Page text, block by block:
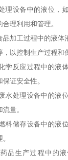
理设备中的液位，
理利用和管理。
加工过程中的液体
以控制生产过程和
学反应过程中的液
证安全性。
水处理设备中的液
量。
料储存设备中的液
品生产过程中的